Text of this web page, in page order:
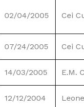
02/04/2005 Cei
07/24/2005 Cei
14/03/2005 E.M.
12/12/2004